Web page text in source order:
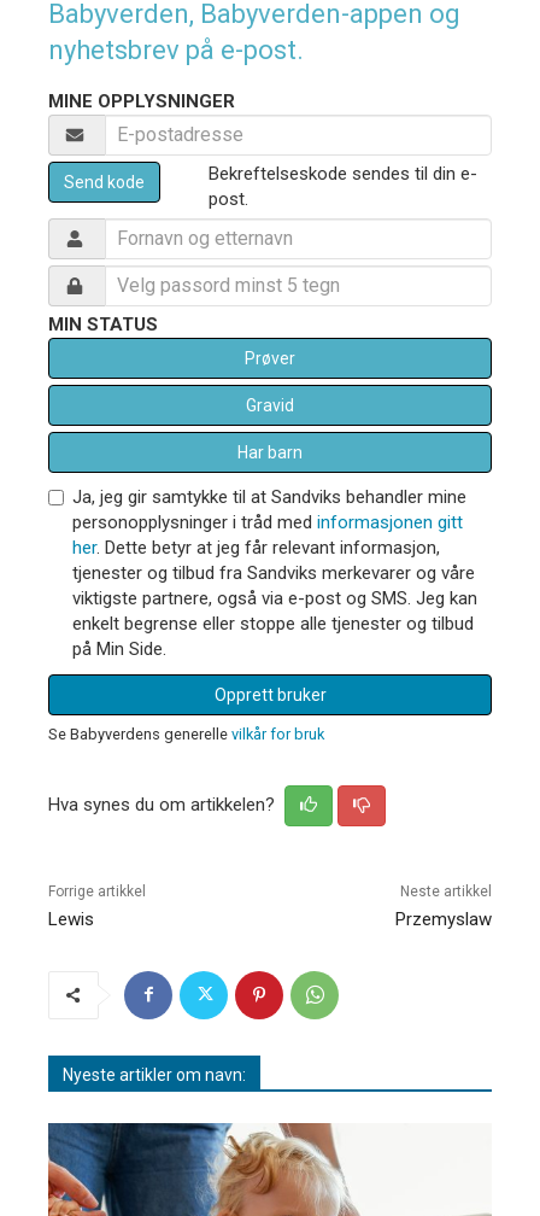
Babyverden, Babyverden-appen og
nyhetsbrev på e-post.
MINE OPPLYSNINGER
Send kode
Bekreftelseskode sendes til din e-
post.
MIN STATUS
Prøver
Gravid
Har barn
Ja, jeg gir samtykke til at Sandviks behandler mine
personopplysninger i tråd med informasjonen gitt
her. Dette betyr at jeg får relevant informasjon,
tjenester og tilbud fra Sandviks merkevarer og våre
viktigste partnere, også via e-post og SMS. Jeg kan
enkelt begrense eller stoppe alle tjenester og tilbud
på Min Side.
Opprett bruker
Se Babyverdens generelle vilkår for bruk
Hva synes du om artikkelen?
Forrige artikkel
Lewis
Neste artikkel
Przemyslaw
Nyeste artikler om navn: